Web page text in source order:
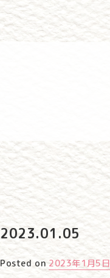
2023.01.05
Posted on2023年1月5日